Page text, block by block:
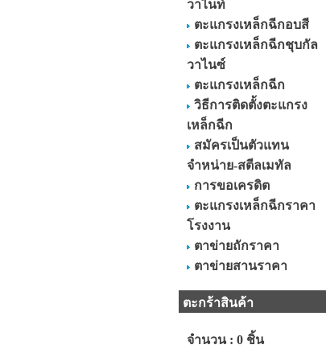
วาไนท์
ตะแกรงเหล็กฉีกอบสี
ตะแกรงเหล็กฉีกชุบกัล
วาไนซ์
ตะแกรงเหล็กฉีก
วิธีการติดตั้งตะแกรง
เหล็กฉีก
สมัครเป็นตัวแทน
จำหน่าย-สตีลเมทัล
การขอเครดิต
ตะแกรงเหล็กฉีกราคา
โรงงาน
ตาข่ายถักราคา
ตาข่ายสานราคา
ตะกร้าสินค้า
จำนวน : 0 ชิ้น